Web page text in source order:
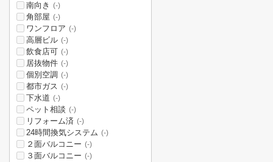
南向き (-)
角部屋 (-)
ワンフロア (-)
高層ビル (-)
飲食店可 (-)
居抜物件 (-)
個別空調 (-)
都市ガス (-)
下水道 (-)
ペット相談 (-)
リフォーム済 (-)
24時間換気システム (-)
２面バルコニー (-)
３面バルコニー (-)